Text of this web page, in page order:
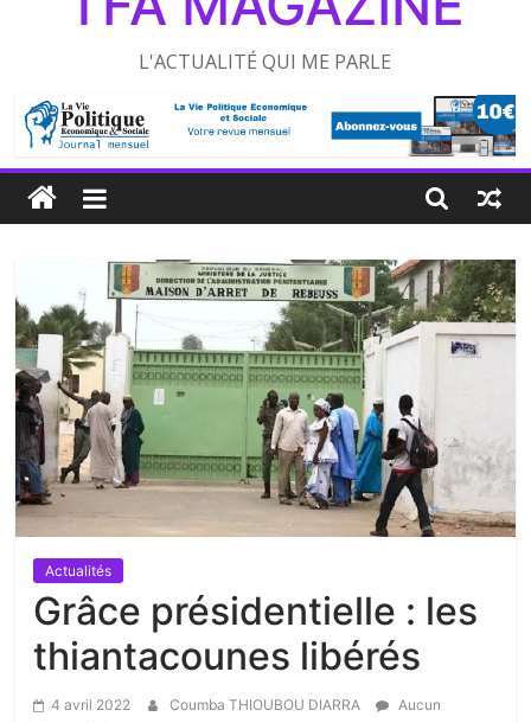
L'ACTUALITÉ QUI ME PARLE
Actualités
Grâce présidentielle : les
thiantacounes libérés
4 avril 2022 Coumba THIOUBOU DIARRA
Aucun